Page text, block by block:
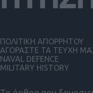
ΠΟΛΙΤΙΚΗ ΑΠΟΡΡΗΤΟΥ
ΑΓΟΡΑΣΤΕ ΤΑ ΤΕΥΧΗ
NAVAL DEFENCE
MILITARY HISTORY